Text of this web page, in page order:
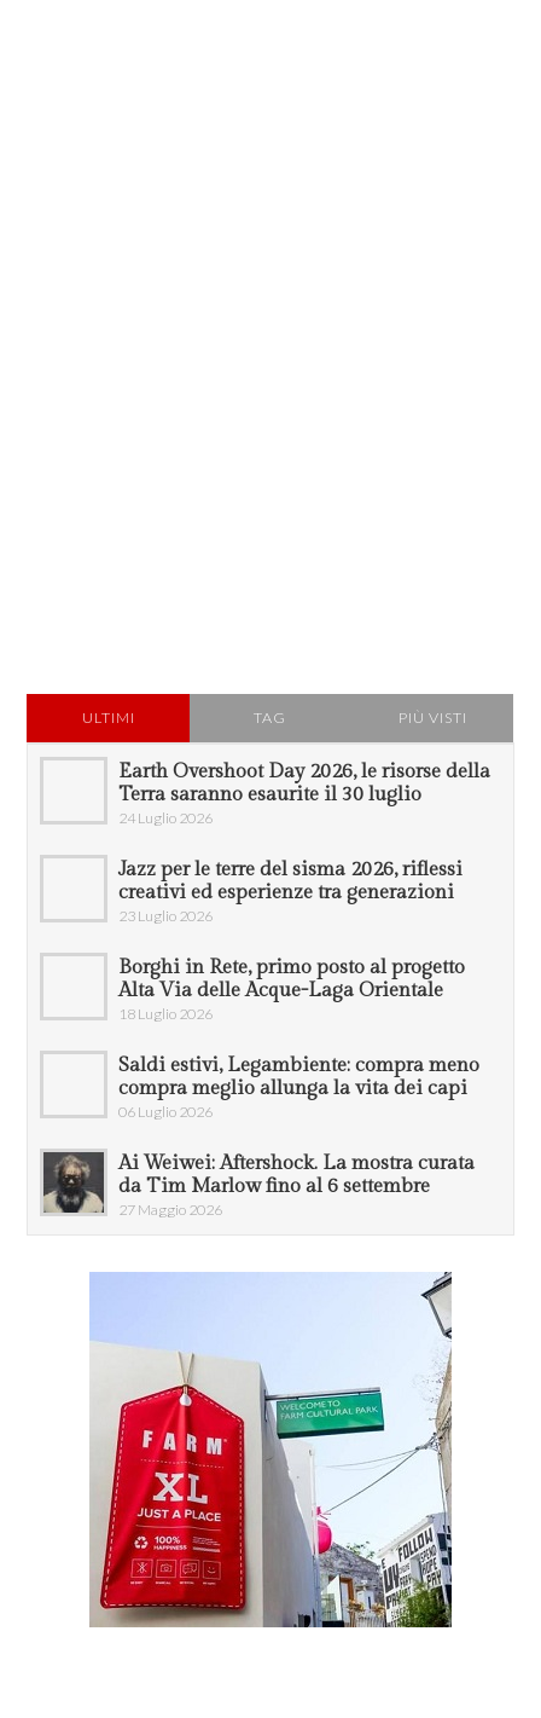
ULTIMI TAG PIÙ VISTI
Earth Overshoot Day 2026, le risorse della
Terra saranno esaurite il 30 luglio
24 Luglio 2026
Jazz per le terre del sisma 2026, riflessi
creativi ed esperienze tra generazioni
23 Luglio 2026
Borghi in Rete, primo posto al progetto
Alta Via delle Acque-Laga Orientale
18 Luglio 2026
Saldi estivi, Legambiente: compra meno
compra meglio allunga la vita dei capi
06 Luglio 2026
Ai Weiwei: Aftershock. La mostra curata
da Tim Marlow fino al 6 settembre
27 Maggio 2026